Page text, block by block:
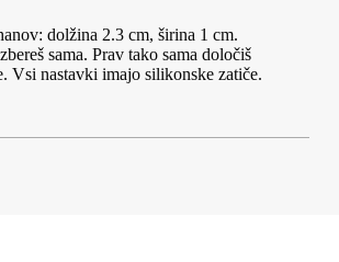
dolžina 2.3 cm, širina 1 cm.
sama. Prav tako sama določiš
Vsi nastavki imajo silikonske zatiče.